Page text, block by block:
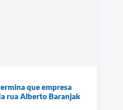
que empresa
rua Alberto Baranjak